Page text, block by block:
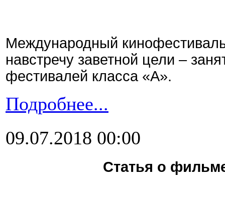
Международный
навстречу заветной цели –
фестивалей класса «А».
Подробнее...
09.07.2018 00:00
Статья о